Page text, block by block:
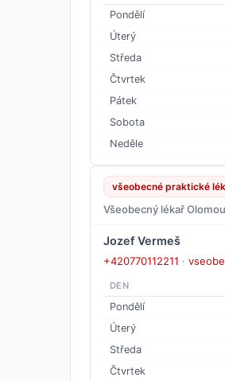
Pondělí
Úterý
Středa
Čtvrtek
Pátek
Sobota
Neděle
všeobecné praktické
Všeobecný lékař
Jozef Vermeš
+420770112211 ·
DEN
Pondělí
Úterý
Středa
Čtvrtek